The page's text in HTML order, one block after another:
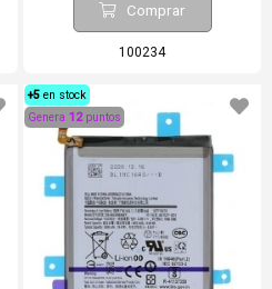
Comprar
100234
+5 en stock
Genera 12puntos